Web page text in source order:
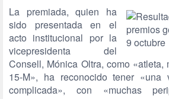
La premiada, quien ha
sido presentada en el
acto institucional por la
vicepresidenta del
Consell, Mónica Oltra, como «atleta,
15-M», ha reconocido tener
complicada», con «muchas